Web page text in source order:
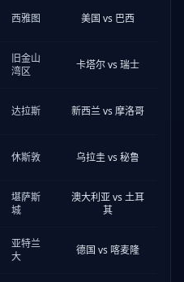
西雅图 美国 vs 巴西
旧金山
湾区
卡塔尔 vs 瑞士
达拉斯 新西兰 vs 摩洛哥
休斯敦 乌拉圭 vs 秘鲁
堪萨斯
城
澳大利亚 vs 土耳
其
亚特兰
大
德国 vs 喀麦隆